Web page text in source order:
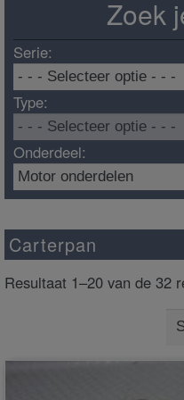
Zoek
Serie:
Type:
Onderdeel:
Carterpan
Resultaat 1–20 van de 32